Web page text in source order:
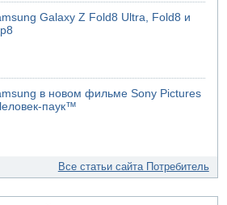
Galaxy Z Fold8 Ultra, Fold8 и
в новом фильме Sony Pictures
паук™
Все статьи сайта Потребитель